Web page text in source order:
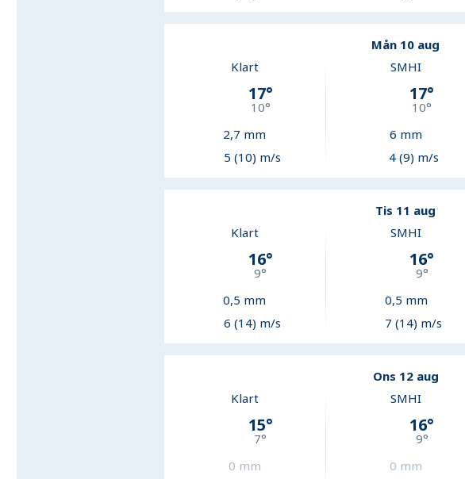
Mån 10 aug
Klart
17°
10°
2,7 mm
5 (10) m/s
SMHI
17°
10°
6 mm
4 (9) m/s
Tis 11 aug
Klart
16°
9°
0,5 mm
6 (14) m/s
SMHI
16°
9°
0,5 mm
7 (14) m/s
Ons 12 aug
Klart
15°
7°
0 mm
SMHI
16°
9°
0 mm